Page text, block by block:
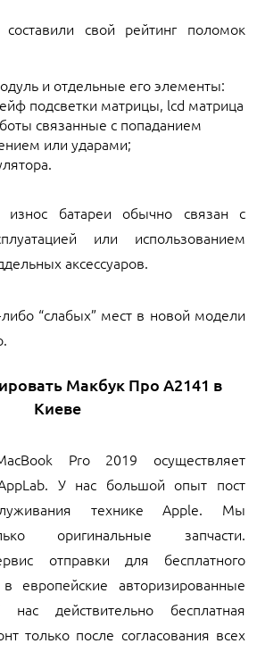
свой рейтинг поломок
и отдельные его элементы:
подсветки матрицы, lcd матрица
связанные с попаданием
или ударами;
износ батареи обычно связан с
или использованием
аксессуаров.
“слабых” мест в новой модели
Макбук Про А2141 в
Киеве
Pro 2019 осуществляет
У нас большой опыт пост
технике Apple. Мы
оригинальные запчасти.
отправки для бесплатного
европейские авторизированные
действительно бесплатная
только после согласования всех